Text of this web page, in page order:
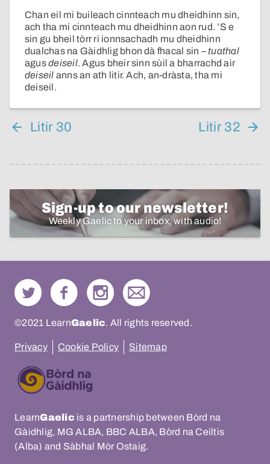
Chan eil mi buileach cinnteach mu dheidhinn sin,
ach tha mi cinnteach mu dheidhinn aon rud. ’S e
sin gu bheil tòrr ri ionnsachadh mu dheidhinn
dualchas na Gàidhlig bhon dà fhacal sin – tuathal
agusdeiseil. Agus bheir sinn sùil a bharrachd air
deiseil anns an ath litir. Ach, an-dràsta, tha mi
deiseil.
Litir 30 Litir 32
Sign-up to our newsletter!
Weekly Gaelic to your inbox, with audio!
©2021 LearnGaelic. All rights reserved.
Privacy Cookie Policy Sitemap
LearnGaelic is a partnership between Bòrd na
Gàidhlig, MG ALBA, BBC ALBA, Bòrd na Ceiltis
(Alba) and Sàbhal Mòr Ostaig.